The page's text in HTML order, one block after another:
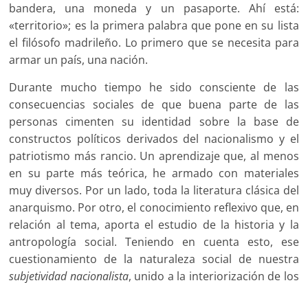
bandera, una moneda y un pasaporte. Ahí está:
«territorio»; es la primera palabra que pone en su lista
el filósofo madrileño. Lo primero que se necesita para
armar un país, una nación.
Durante mucho tiempo he sido consciente de las
consecuencias sociales de que buena parte de las
personas cimenten su identidad sobre la base de
constructos políticos derivados del nacionalismo y el
patriotismo más rancio. Un aprendizaje que, al menos
en su parte más teórica, he armado con materiales
muy diversos. Por un lado, toda la literatura clásica del
anarquismo. Por otro, el conocimiento reflexivo que, en
relación al tema, aporta el estudio de la historia y la
antropología social. Teniendo en cuenta esto, ese
cuestionamiento de la naturaleza social de nuestra
subjetividad nacionalista, unido a la interiorización de los